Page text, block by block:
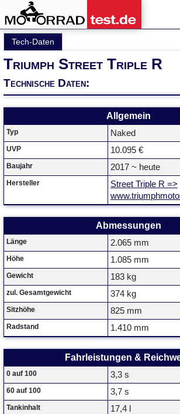
Tech-Daten
Triumph Street Triple R
Technische Daten:
Allgemein
Typ Naked
UVP 10.095 €
Baujahr 2017 ~ heute
Hersteller
Street Triple R =>
Abmessungen
Länge 2.065 mm
Höhe 1.085 mm
Gewicht 183 kg
zul. Gesamtgewicht 374 kg
Sitzhöhe 825 mm
Radstand 1.410 mm
Fahrleistungen &
0 auf 100 3,3 s
60 auf 100 3,7 s
Tankinhalt 17,4 l